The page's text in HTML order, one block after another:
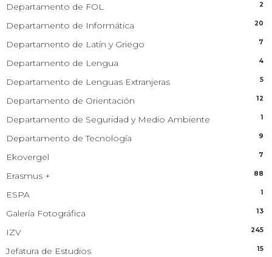
Departamento de FOL 2
Departamento de Informática 20
Departamento de Latín y Griego 7
Departamento de Lengua 4
Departamento de Lenguas Extranjeras 5
Departamento de Orientación 12
Departamento de Seguridad y Medio Ambiente 1
Departamento de Tecnología 9
Ekovergel 7
Erasmus + 88
ESPA 1
Galería Fotográfica 13
IZV 245
Jefatura de Estudios 15